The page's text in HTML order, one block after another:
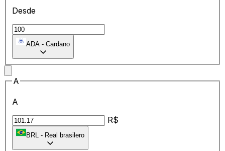
Desde
ADA - Cardano
A
A
R$
BRL - Real brasilero